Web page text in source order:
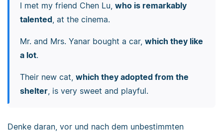
I met my friend Chen Lu, who is remarkably
talented, at the cinema.
Mr. and Mrs. Yanar bought a car, which they like
a lot.
Their new cat, which they adopted from the
shelter, is very sweet and playful.
Denke daran, vor und nach dem unbestimmten